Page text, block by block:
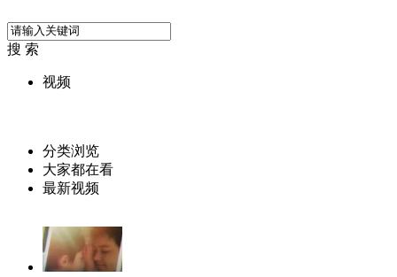
搜 索
视频
分类浏览
大家都在看
最新视频